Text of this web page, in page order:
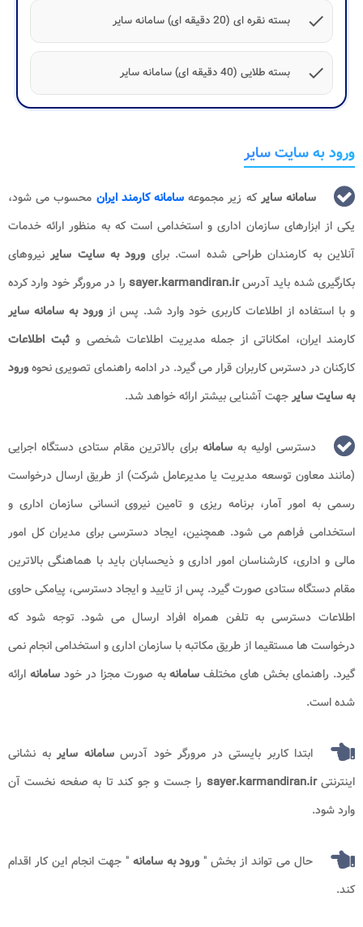
check بسته نقره ای (20 دقیقه ای) سامانه سایر
check بسته طلایی (40 دقیقه ای) سامانه سایر
ورود به سایت سایر
سامانه سایرکه زیر مجموعه سامانه کارمند ایران محسوب می شود،
یکی از ابزارهای سازمان اداری و استخدامی است که به منظور ارائه خدمات
آنلاین به کارمندان طراحی شده است. برای ورود به سایت سایرنیروهای
بکارگیری شده باید آدرسsayer.karmandiran.ir را در مرورگر خود وارد کرده
و با استفاده از اطلاعات کاربری خود وارد شد. پس از ورود به سامانه سایر
کارمند ایران، امکاناتی از جمله مدیریت اطلاعات شخصی وثبت اطلاعات
کارکنان در دسترس کاربران قرار می گیرد. در ادامه راهنمای تصویری نحوهورود
بهسایت سایرجهت آشنایی بیشتر ارائه خواهد شد.
دسترسی اولیه بهسامانهبرای بالاترین مقام ستادی دستگاه اجرایی
(مانند معاون توسعه مدیریت یا مدیرعامل شرکت) از طریق ارسال درخواست
رسمی به امور آمار، برنامه ریزی و تامین نیروی انسانی سازمان اداری و
استخدامی فراهم می شود. همچنین، ایجاد دسترسی برای مدیران کل امور
مالی و اداری، کارشناسان امور اداری و ذیحسابان باید با هماهنگی بالاترین
مقام دستگاه ستادی صورت گیرد. پس از تایید و ایجاد دسترسی، پیامکی حاوی
اطلاعات دسترسی به تلفن همراه افراد ارسال می شود. توجه شود که
درخواست ها مستقیما از طریق مکاتبه با سازمان اداری و استخدامی انجام نمی
گیرد. راهنمای بخش های مختلف سامانهبه صورت مجزا در خودسامانه ارائه
شده است.
ابتدا کاربر بایستی در مرورگر خود آدرسسامانه سایربه نشانی
اینترنتیsayer.karmandiran.ir را جست و جو کند تا به صفحه نخست آن
وارد شود.
حال می تواند از بخش " ورود به سامانه" جهت انجام این کار اقدام
کند.